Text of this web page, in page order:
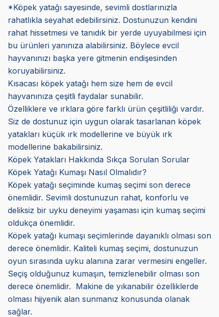
*Köpek yatağı sayesinde, sevimli dostlarınızla
rahatlıkla seyahat edebilirsiniz. Dostunuzun kendini
rahat hissetmesi ve tanıdık bir yerde uyuyabilmesi için
bu ürünleri yanınıza alabilirsiniz. Böylece evcil
hayvanınızı başka yere gitmenin endişesinden
koruyabilirsiniz.
Kısacası köpek yatağı hem size hem de evcil
hayvanınıza çeşitli faydalar sunabilir.
Özelliklere ve ırklara göre farklı ürün çeşitliliği vardır.
Siz de dostunuz için uygun olarak tasarlanan köpek
yatakları küçük ırk modellerine ve büyük ırk
modellerine bakabilirsiniz.
Köpek Yatakları Hakkında Sıkça Sorulan Sorular
Köpek Yatağı Kumaşı Nasıl Olmalıdır?
Köpek yatağı seçiminde kumaş seçimi son derece
önemlidir. Sevimli dostunuzun rahat, konforlu ve
deliksiz bir uyku deneyimi yaşaması için kumaş seçimi
oldukça önemlidir.
Köpek yatağı kumaşı seçimlerinde dayanıklı olması son
derece önemlidir. Kaliteli kumaş seçimi, dostunuzun
oyun sırasında uyku alanına zarar vermesini engeller.
Seçiş olduğunuz kumaşın, temizlenebilir olması son
derece önemlidir. Makine de yıkanabilir özelliklerde
olması hijyenik alan sunmanız konusunda olanak
sağlar.